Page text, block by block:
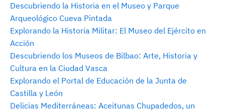
Descubriendo la Historia en el Museo y Parque
Arqueológico Cueva Pintada
Explorando la Historia Militar: El Museo del Ejército en
Acción
Descubriendo los Museos de Bilbao: Arte, Historia y
Cultura en la Ciudad Vasca
Explorando el Portal de Educación de la Junta de
Castilla y León
Delicias Mediterráneas: Aceitunas Chupadedos, un